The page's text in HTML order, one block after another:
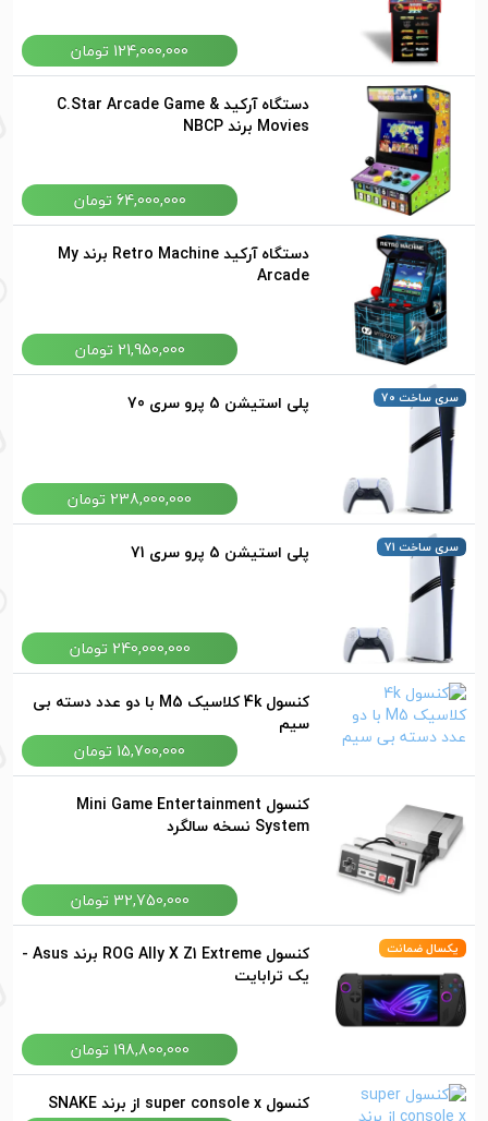
124,000,000 تومان
دستگاه آرکید C.Star Arcade Game &
Movies برند NBCP
64,000,000 تومان
دستگاه آرکید Retro Machine برند My
Arcade
21,950,000 تومان
سری ساخت 70 پلی استیشن 5 پرو سری 70
238,000,000 تومان
سری ساخت 71 پلی استیشن 5 پرو سری 71
240,000,000 تومان
کنسول 4k کلاسیک M5 با دو عدد دسته بی
سیم
15,700,000 تومان
کنسول Mini Game Entertainment
System نسخه سالگرد
32,750,000 تومان
یکسال ضمانت
کنسول ROG Ally X Z1 Extreme برند Asus -
یک ترابایت
198,800,000 تومان
کنسول super console x از برند SNAKE